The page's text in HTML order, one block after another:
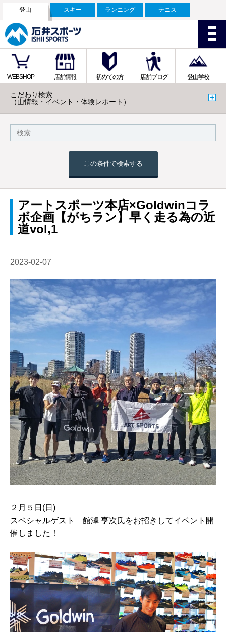
登山 スキー ランニング テニス
WEBSHOP 店舗情報 初めての方 店舗ブログ 登山学校
こだわり検索
（山情報・イベント・体験レポート）
この条件で検索する
アートスポーツ本店×Goldwinコラ
ボ企画【がちラン】早く走る為の近
道vol,1
2023-02-07
２月５日(日)
スペシャルゲスト 館澤 亨次氏をお招きしてイベント開
催しました！